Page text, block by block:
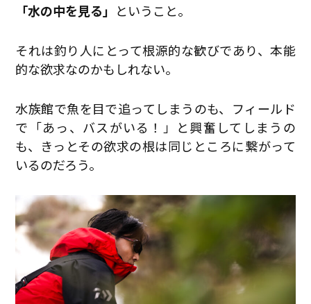
「水の中を見る」 ということ。
それは釣り人にとって根源的な歓びであり、本能
的な欲求なのかもしれない。
水族館で魚を目で追ってしまうのも、フィールド
で「あっ、バスがいる！」と興奮してしまうの
も、きっとその欲求の根は同じところに繋がって
いるのだろう。